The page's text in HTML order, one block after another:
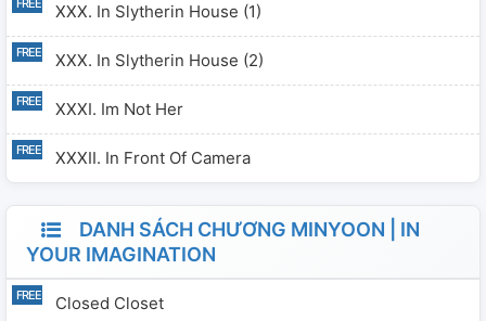
XXX. In Slytherin House (1)
XXX. In Slytherin House (2)
XXXI. Im Not Her
XXXII. In Front Of Camera
DANH SÁCH CHƯƠNG MINYOON | IN
YOUR IMAGINATION
Closed Closet